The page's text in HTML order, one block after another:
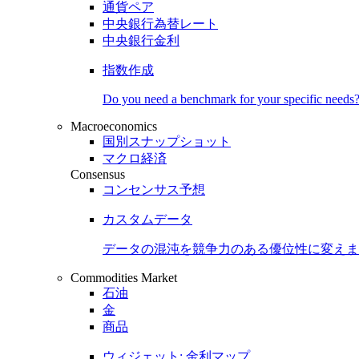
通貨ペア
中央銀行為替レート
中央銀行金利
指数作成
Do you need a benchmark for your specific needs?
Macroeconomics
国別スナップショット
マクロ経済
Consensus
コンセンサス予想
カスタムデータ
データの混沌を競争力のある優位性に変え
Commodities Market
石油
金
商品
ウィジェット: 金利マップ